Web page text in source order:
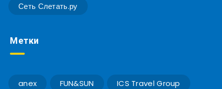
Сеть Слетать.ру
Метки
anex FUN&SUN ICS Travel Group